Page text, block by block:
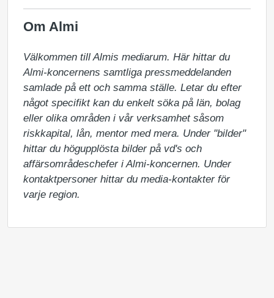
Om Almi
Välkommen till Almis mediarum. Här hittar du
Almi-koncernens samtliga pressmeddelanden
samlade på ett och samma ställe. Letar du efter
något specifikt kan du enkelt söka på län, bolag
eller olika områden i vår verksamhet såsom
riskkapital, lån, mentor med mera. Under "bilder"
hittar du högupplösta bilder på vd's och
affärsområdeschefer i Almi-koncernen. Under
kontaktpersoner hittar du media-kontakter för
varje region.